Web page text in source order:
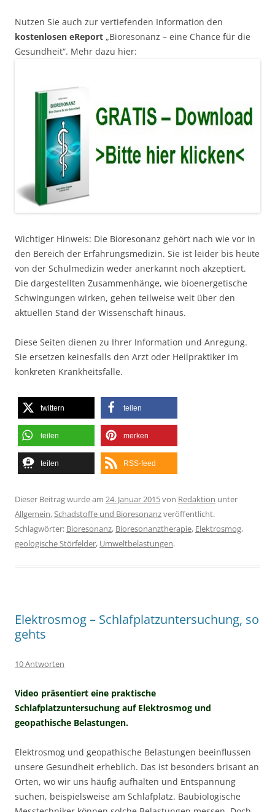
Nutzen Sie auch zur vertiefenden Information den
kostenlosen eReport „Bioresonanz – eine Chance für die
Gesundheit“. Mehr dazu hier:
Wichtiger Hinweis: Die Bioresonanz gehört nach wie vor in
den Bereich der Erfahrungsmedizin. Sie ist leider bis heute
von der Schulmedizin weder anerkannt noch akzeptiert.
Die dargestellten Zusammenhänge, wie bioenergetische
Schwingungen wirken, gehen teilweise weit über den
aktuellen Stand der Wissenschaft hinaus.
Diese Seiten dienen zu Ihrer Information und Anregung.
Sie ersetzen keinesfalls den Arzt oder Heilpraktiker im
konkreten Krankheitsfalle.
twittern teilen
teilen merken
teilen RSS-feed
Dieser Beitrag wurde am 24. Januar 2015von Redaktion unter
Allgemein,Schadstoffe und Bioresonanzveröffentlicht.
Schlagwörter: Bioresonanz, Bioresonanztherapie, Elektrosmog,
geologische Störfelder, Umweltbelastungen.
Elektrosmog – Schlafplatzuntersuchung, so
gehts
10 Antworten
Video präsentiert eine praktische
Schlafplatzuntersuchung auf Elektrosmog und
geopathische Belastungen.
Elektrosmog und geopathische Belastungen beeinflussen
unsere Gesundheit erheblich. Das ist besonders brisant an
Orten, wo wir uns häufig aufhalten und Entspannung
suchen, beispielsweise am Schlafplatz. Baubiologische